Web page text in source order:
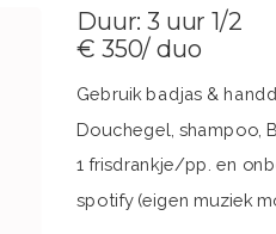
Duur: 3 uur 1/2
€ 350/ duo
Gebruik badjas &
Douchegel, shampoo,
1 frisdrankje/pp. en
spotify (eigen muziek